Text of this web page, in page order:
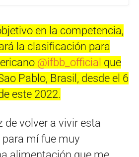
en la competencia,
la clasificación para
@ifbb_official que
Pablo, Brasil, desde el 6
este 2022.
de volver a vivir esta
para mí fue muy